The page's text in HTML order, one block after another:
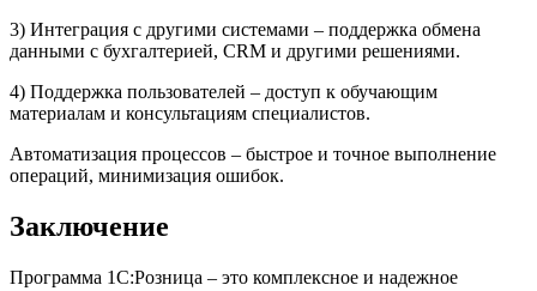
3) Интеграция с другими системами – поддержка обмена
данными с бухгалтерией, CRM и другими решениями.
4) Поддержка пользователей – доступ к обучающим
материалам и консультациям специалистов.
Автоматизация процессов – быстрое и точное выполнение
операций, минимизация ошибок.
Заключение
Программа 1С:Розница – это комплексное и надежное